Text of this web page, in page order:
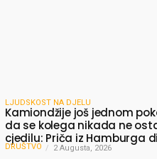
LJUDSKOST NA DJELU
Kamiondžije još jednom
da se kolega nikada ne
cjedilu: Priča iz Hamburga
mnoge
DRUŠTVO 2 Augusta, 2026